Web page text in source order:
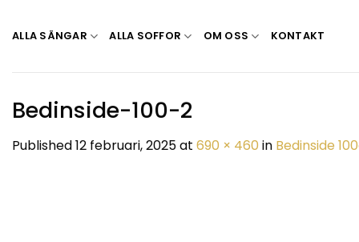
ALLA SÄNGAR ALLA SOFFOR OM OSS KONTAKT
Bedinside-100-2
Published12 februari, 2025at 690 × 460 in Bedinside